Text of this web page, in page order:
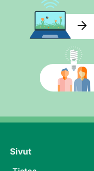
Sivut